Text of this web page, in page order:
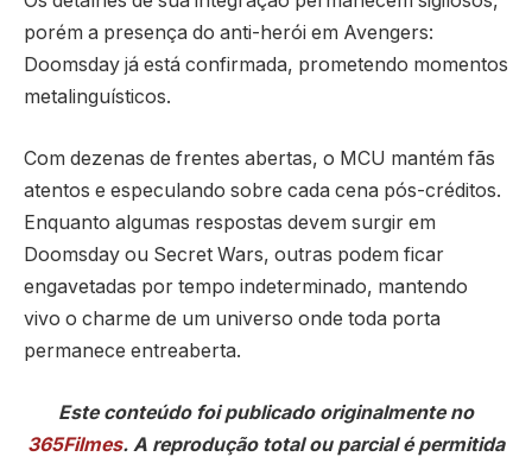
porém a presença do anti-herói em Avengers:
Doomsday já está confirmada, prometendo momentos
metalinguísticos.
Com dezenas de frentes abertas, o MCU mantém fãs
atentos e especulando sobre cada cena pós-créditos.
Enquanto algumas respostas devem surgir em
Doomsday ou Secret Wars, outras podem ficar
engavetadas por tempo indeterminado, mantendo
vivo o charme de um universo onde toda porta
permanece entreaberta.
Este conteúdo foi publicado originalmente no
365Filmes. A reprodução total ou parcial é permitida